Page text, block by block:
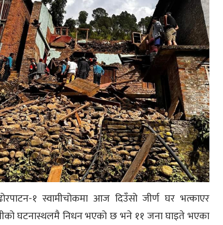
१ स्वामीचोकमा आज दिउँसो जीर्ण घर भत्काएर
घटनास्थलमै निधन भएको छ भने ११ जना घाइते भएका